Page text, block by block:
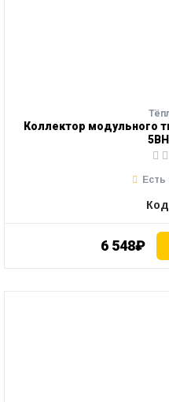
Коллектор модульного
6 548₽
Есть